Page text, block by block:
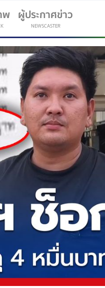
พ ผู้ประกาศข่าว
NEWSCASTER